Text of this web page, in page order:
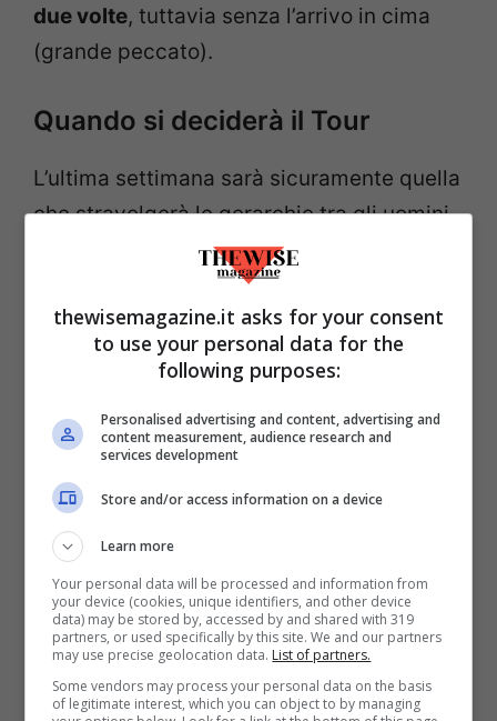
due volte, tuttavia senza l’arrivo in cima
(grande peccato).
Quando si deciderà il Tour
L’ultima settimana sarà sicuramente quella
che stravolgerà le gerarchie tra gli uomini
di classifica, con l’arrivo del gruppo sui
Pirenei. Uno degli snodi importanti sarà la
tappa numero 15 con tre gpm di prima
categoria ma senza traguardo in cima.
probabilmente si deciderà tra mercoledì
14 e sabato 17, con due vere e proprie
frazioni di montagna e poi con la prova a
cronometro da oltre 30 chilometri che farà
senza dubbio venire dei déjà-vu all’anno
scorso. Le tappe numero 17 e 18 vedranno
i big darsi battaglia su cime che hanno
fatto la storia del ciclismo, prima con
l’arrivo in cima all’hors catégoriedel Col du
thewisemagazine.it asks for your consent
to use your personal data for the
following purposes:
Personalised advertising and content, advertising and
content measurement, audience research and
services development
Store and/or access information on a device
Learn more
Your personal data will be processed and information from
your device (cookies, unique identifiers, and other device
data) may be stored by, accessed by and shared with 319
partners, or used specifically by this site. We and our partners
may use precise geolocation data. List of partners.
Some vendors may process your personal data on the basis
of legitimate interest, which you can object to by managing